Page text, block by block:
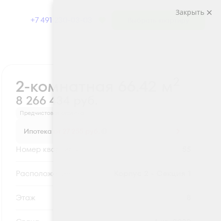
+7 491 230-03-03
2-комнатная 66.42 м
8 266 434 руб.
Предчистовая отделка
Ипотека
Номер квартиры
Секция
Этаж
Закрыть